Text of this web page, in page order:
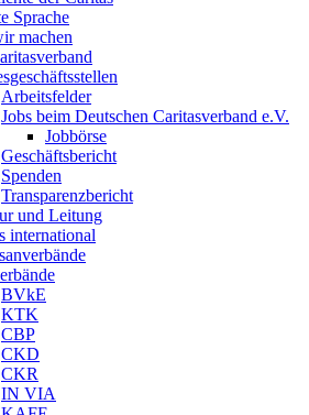
Sprache
machen
Arbeitsfelder
Jobs beim Deutschen Caritasverband e.V.
Jobbörse
Geschäftsbericht
Spenden
Transparenzbericht
und Leitung
international
BVkE
KTK
CBP
CKD
CKR
IN VIA